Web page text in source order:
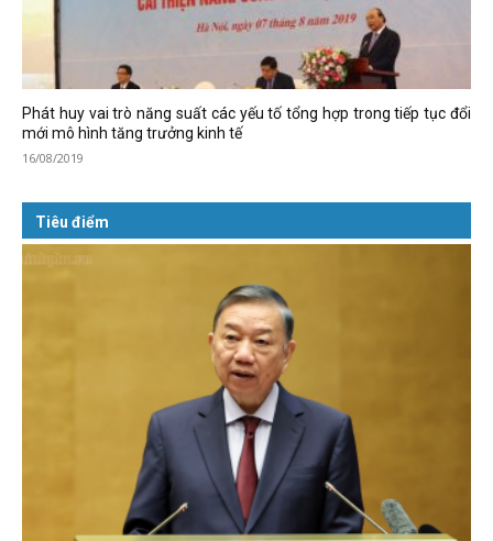
Phát huy vai trò năng suất các yếu tố tổng hợp trong tiếp tục đổi
mới mô hình tăng trưởng kinh tế
16/08/2019
Tiêu điểm